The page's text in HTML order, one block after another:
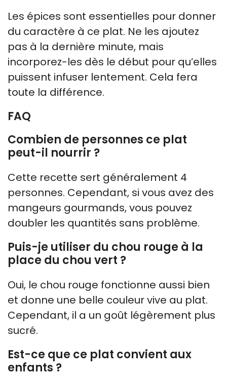
Les épices sont essentielles pour donner
du caractère à ce plat. Ne les ajoutez
pas à la dernière minute, mais
incorporez-les dès le début pour qu’elles
puissent infuser lentement. Cela fera
toute la différence.
FAQ
Combien de personnes ce plat
peut-il nourrir ?
Cette recette sert généralement 4
personnes. Cependant, si vous avez des
mangeurs gourmands, vous pouvez
doubler les quantités sans problème.
Puis-je utiliser du chou rouge à la
place du chou vert ?
Oui, le chou rouge fonctionne aussi bien
et donne une belle couleur vive au plat.
Cependant, il a un goût légèrement plus
sucré.
Est-ce que ce plat convient aux
enfants ?